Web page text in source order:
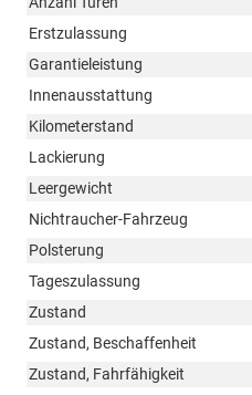
Erstzulassung
Garantieleistung
Innenausstattung
Kilometerstand
Lackierung
Leergewicht
Nichtraucher-Fahrzeug
Polsterung
Tageszulassung
Zustand
Zustand, Beschaffenheit
Zustand, Fahrfähigkeit